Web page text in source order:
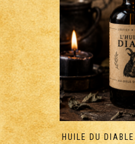
HUILE DU